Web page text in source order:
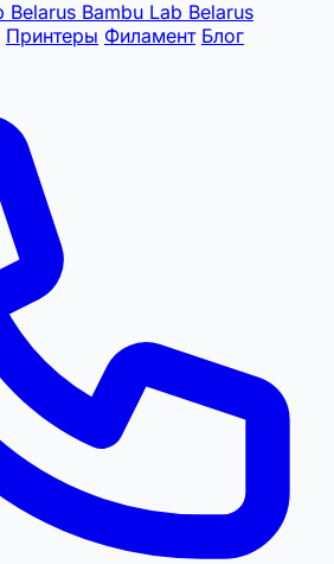
Bambu Lab Belarus
Принтеры Филамент Блог